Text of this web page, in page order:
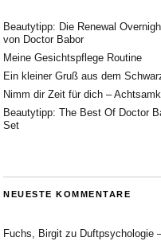
Beautytipp: Die Renewal
von Doctor Babor
Meine Gesichtspflege Routine
Ein kleiner Gruß aus dem
Nimm dir Zeit für dich –
Beautytipp: The Best Of Doctor
Set
NEUESTE KOMMENTARE
Fuchs, Birgit zu Duftpsychologie